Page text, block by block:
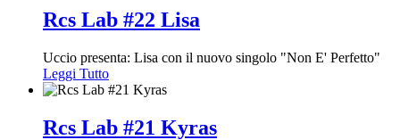
Rcs Lab #22 Lisa
Uccio presenta: Lisa con il nuovo singolo "Non E' Perfetto"
Leggi Tutto
Rcs Lab #21 Kyras